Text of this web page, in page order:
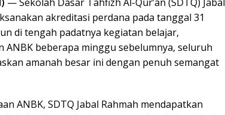
akreditasi perdana pada tanggal 31
di tengah padatnya kegiatan belajar,
beberapa minggu sebelumnya, seluruh
amanah besar ini dengan penuh semangat
ANBK, SDTQ Jabal Rahmah mendapatkan